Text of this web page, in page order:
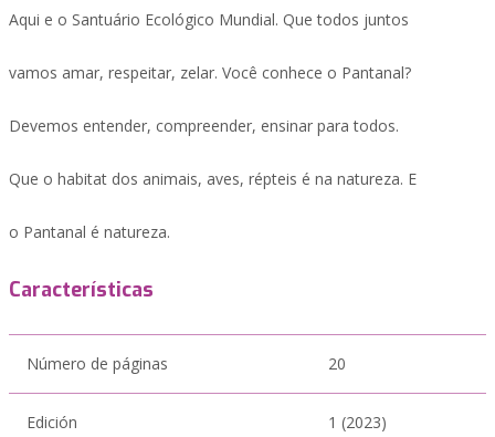
Aqui e o Santuário Ecológico Mundial. Que todos juntos
vamos amar, respeitar, zelar. Você conhece o Pantanal?
Devemos entender, compreender, ensinar para todos.
Que o habitat dos animais, aves, répteis é na natureza. E
o Pantanal é natureza.
Características
Número de páginas 20
Edición 1 (2023)